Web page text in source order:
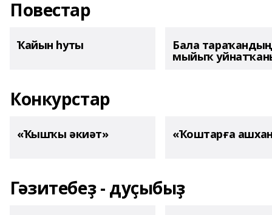
Повестар
Ҡайын һуты Бала тараҡандың
мыйыҡ
Конкурстар
«Ҡышҡы әкиәт» «Ҡоштарға
Гәзитебеҙ - дуҫыбыҙ